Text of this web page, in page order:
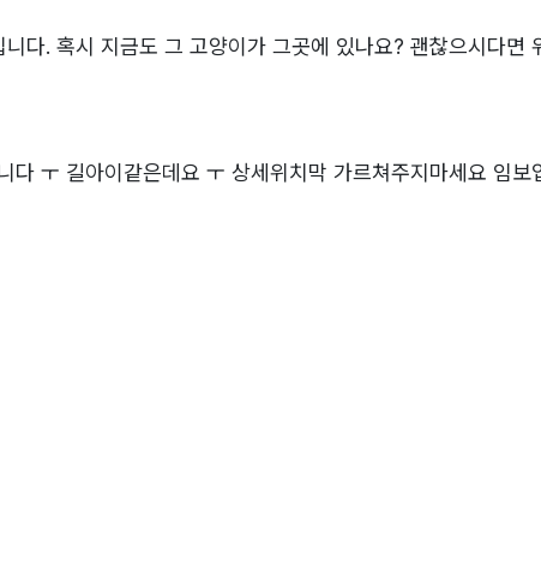
다. 혹시 지금도 그 고양이가 그곳에 있나요? 괜찮으시다면
다 ㅜ 길아이같은데요 ㅜ 상세위치막 가르쳐주지마세요 임